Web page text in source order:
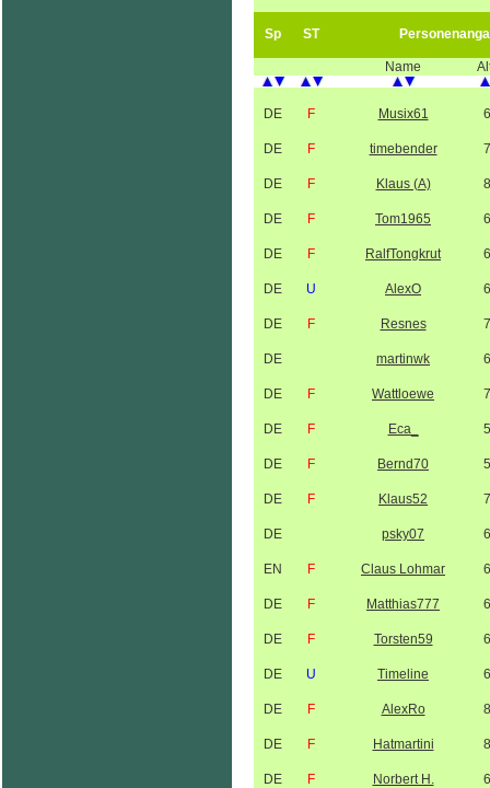
Sp ST
Name
DE F Musix61
DE F timebender
DE F Klaus (A)
DE F Tom1965
DE F RalfTongkrut
DE U AlexO
DE F Resnes
DE martinwk
DE F Wattloewe
DE F Eca_
DE F Bernd70
DE F Klaus52
DE psky07
EN F Claus Lohmar
DE F Matthias777
DE F Torsten59
DE U Timeline
DE F AlexRo
DE F Hatmartini
DE F Norbert H.